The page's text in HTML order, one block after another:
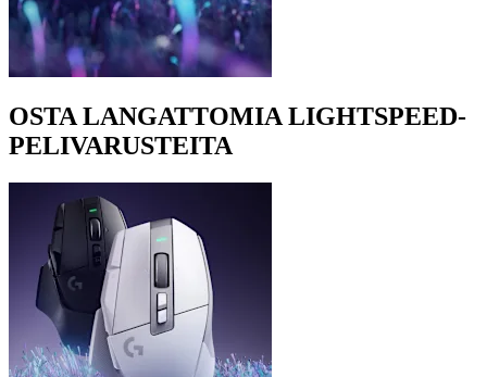
OSTA LANGATTOMIA LIGHTSPEED-
PELIVARUSTEITA